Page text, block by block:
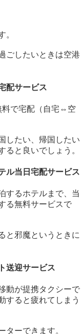
。
ごしたいときは空港
配サービス
料で宅配（自宅⇔空
したい、帰国したい
ると良いでしょう。
ル当日宅配サービス
するホテルまで、当
る無料サービスで
と邪魔というときに
送迎サービス
動が提携タクシーで
すると疲れてしまう
ターできます。